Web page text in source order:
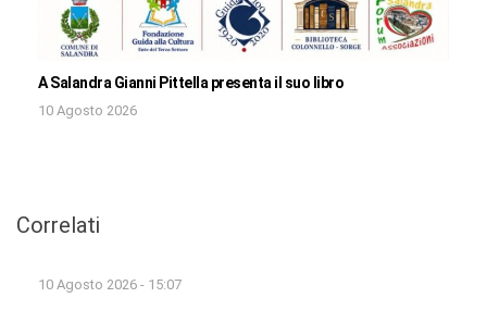
A Salandra Gianni Pittella presenta il suo libro
10 Agosto 2026
Correlati
10 Agosto 2026 - 15:07